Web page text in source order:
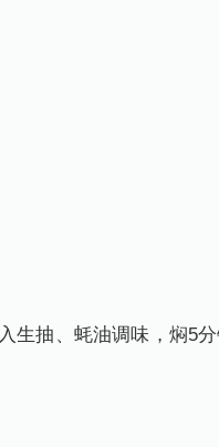
抽、蚝油调味，焖5分